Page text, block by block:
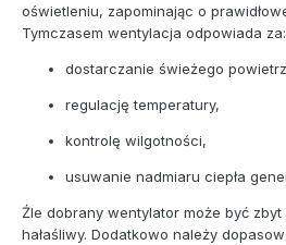
oświetleniu, zapominając o
Tymczasem wentylacja odpowiada za:
dostarczanie świeżego
regulację temperatury,
kontrolę wilgotności,
usuwanie nadmiaru ciepła
Źle dobrany wentylator może być zbyt
hałaśliwy. Dodatkowo należy